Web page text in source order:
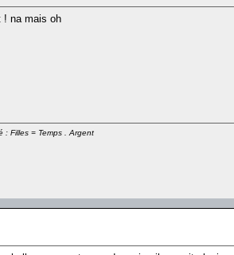
! na mais oh
: Filles = Temps . Argent